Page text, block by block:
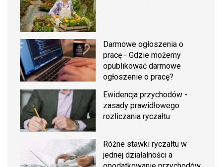
Darmowe ogłoszenia o
pracę - Gdzie możemy
opublikować darmowe
ogłoszenie o pracę?
Ewidencja przychodów -
zasady prawidłowego
rozliczania ryczałtu
Różne stawki ryczałtu w
jednej działalności a